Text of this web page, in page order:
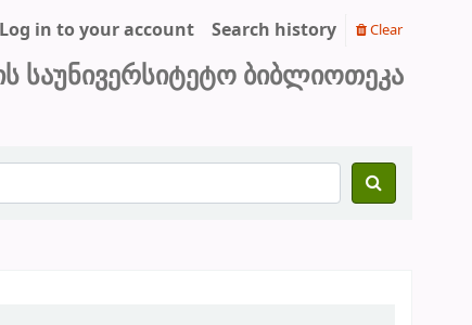
Log in to your account Search history Clear
საუნივერსიტეტო ბიბლიოთეკა